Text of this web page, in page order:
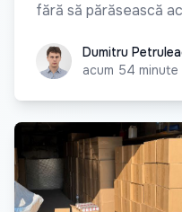
fără să părăsească
Dumitru Petruleac
Dumitru
acum 54 minute